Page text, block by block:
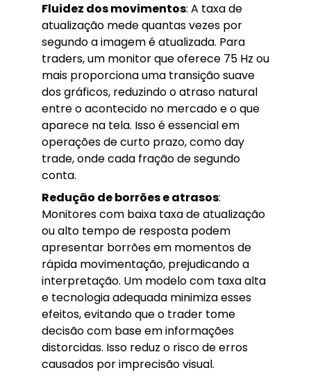
Fluidez dos movimentos: A taxa de
atualização mede quantas vezes por
segundo a imagem é atualizada. Para
traders, um monitor que oferece 75 Hz ou
mais proporciona uma transição suave
dos gráficos, reduzindo o atraso natural
entre o acontecido no mercado e o que
aparece na tela. Isso é essencial em
operações de curto prazo, como day
trade, onde cada fração de segundo
conta.
Redução de borrões e atrasos:
Monitores com baixa taxa de atualização
ou alto tempo de resposta podem
apresentar borrões em momentos de
rápida movimentação, prejudicando a
interpretação. Um modelo com taxa alta
e tecnologia adequada minimiza esses
efeitos, evitando que o trader tome
decisão com base em informações
distorcidas. Isso reduz o risco de erros
causados por imprecisão visual.